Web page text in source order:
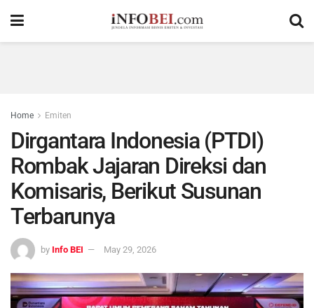
Home Emiten
Dirgantara Indonesia (PTDI)
Rombak Jajaran Direksi dan
Komisaris, Berikut Susunan
Terbarunya
by Info BEI May 29, 2026